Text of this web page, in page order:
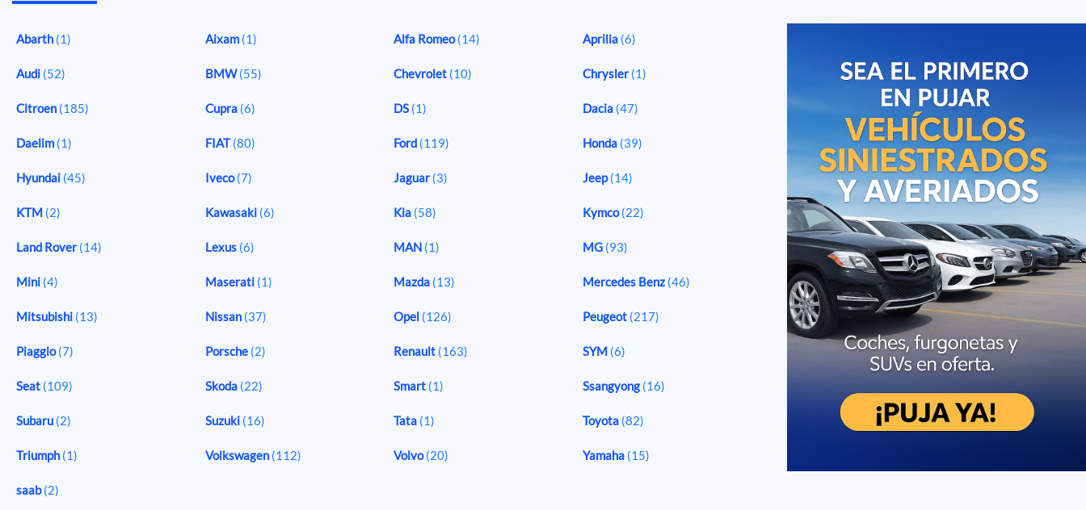
Abarth (1) Aixam (1) Alfa Romeo(14) Aprilia (6)
Audi (52) BMW(55) Chevrolet (10) Chrysler(1)
Citroen (185) Cupra (6) DS (1) Dacia (47)
Daelim (1) FIAT(80) Ford (119) Honda (39)
Hyundai (45) Iveco(7) Jaguar(3) Jeep(14)
KTM (2) Kawasaki (6) Kia (58) Kymco(22)
Land Rover(14) Lexus (6) MAN (1) MG (93)
Mini (4) Maserati (1) Mazda (13) Mercedes Benz (46)
Mitsubishi (13) Nissan (37) Opel (126) Peugeot (217)
Piaggio(7) Porsche (2) Renault (163) SYM (6)
Seat (109) Skoda (22) Smart (1) Ssangyong (16)
Subaru (2) Suzuki (16) Tata (1) Toyota (82)
Triumph (1) Volkswagen (112) Volvo(20) Yamaha (15)
saab(2)